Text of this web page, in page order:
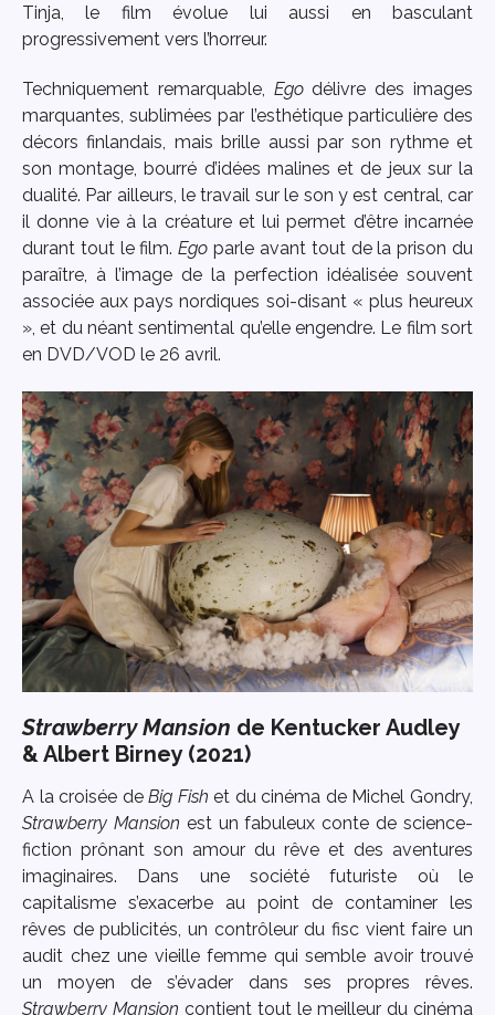
Tinja, le film évolue lui aussi en basculant
progressivement vers l’horreur.
Techniquement remarquable, Egodélivre des images
marquantes, sublimées par l’esthétique particulière des
décors finlandais, mais brille aussi par son rythme et
son montage, bourré d’idées malines et de jeux sur la
dualité. Par ailleurs, le travail sur le son y est central, car
il donne vie à la créature et lui permet d’être incarnée
durant tout le film.Ego parle avant tout de la prison du
paraître, à l’image de la perfection idéalisée souvent
associée aux pays nordiques soi-disant « plus heureux
», et du néant sentimental qu’elle engendre. Le film sort
en DVD/VOD le 26 avril.
Strawberry Mansion de Kentucker Audley
& Albert Birney (2021)
A la croisée deBig Fish et du cinéma de Michel Gondry,
Strawberry Mansion est un fabuleux conte de science-
fiction prônant son amour du rêve et des aventures
imaginaires. Dans une société futuriste où le
capitalisme s’exacerbe au point de contaminer les
rêves de publicités, un contrôleur du fisc vient faire un
audit chez une vieille femme qui semble avoir trouvé
un moyen de s’évader dans ses propres rêves.
Strawberry Mansion contient tout le meilleur du cinéma